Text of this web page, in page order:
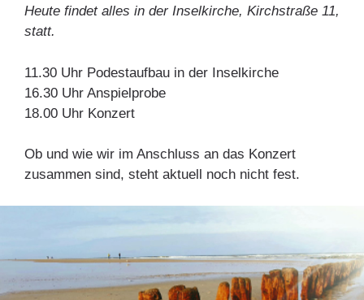
Heute findet alles in der Inselkirche, Kirchstraße 11,
statt.
11.30 Uhr Podestaufbau in der Inselkirche
16.30 Uhr Anspielprobe
18.00 Uhr Konzert
Ob und wie wir im Anschluss an das Konzert
zusammen sind, steht aktuell noch nicht fest.